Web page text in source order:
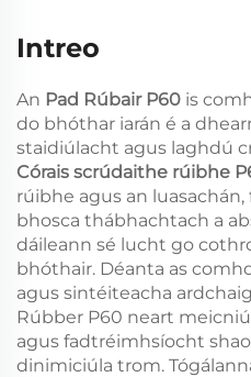
Intreo
An Pad Rúbair P60 is
do bhóthar iarán é a
staidiúlacht agus laghdú
Córais scrúdaithe rúibhe
rúibhe agus an
bhosca thábhachtach a
dáileann sé lucht go
bhóthair. Déanta as
agus sintéiteacha
Rúbber P60 neart
agus fadtréimhsíocht
dinimiciúla trom.